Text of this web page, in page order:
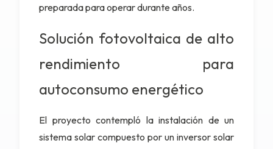
preparada para operar durante años.
Solución fotovoltaica de alto
rendimiento para
autoconsumo energético
El proyecto contempló la instalación de un
sistema solar compuesto por un inversor solar